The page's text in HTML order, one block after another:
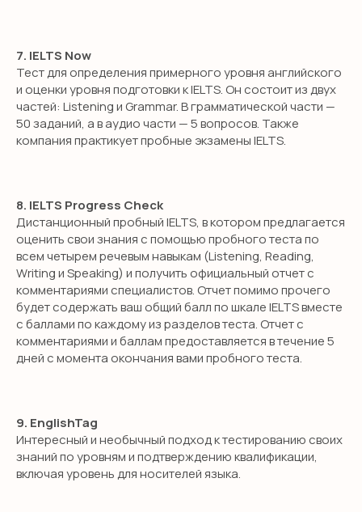
7. IELTS Now
Тест для определения примерного уровня английского
и оценки уровня подготовки к IELTS. Он состоит из двух
частей: Listening и Grammar. В грамматической части —
50 заданий, а в аудио части — 5 вопросов. Также
компания практикует пробные экзамены IELTS.
8. IELTS Progress Check
Дистанционный пробный IELTS, в котором предлагается
оценить свои знания с помощью пробного теста по
всем четырем речевым навыкам (Listening, Reading,
Writing и Speaking) и получить официальный отчет с
комментариями специалистов. Отчет помимо прочего
будет содержать ваш общий балл по шкале IELTS вместе
с баллами по каждому из разделов теста. Отчет с
комментариями и баллам предоставляется в течение 5
дней с момента окончания вами пробного теста.
9. EnglishTag
Интересный и необычный подход к тестированию своих
знаний по уровням и подтверждению квалификации,
включая уровень для носителей языка.
НЕТ ВРЕМЕНИ
РАЗБИРАТЬСЯ?
Оставьте заявку и мы свяжемся с
+7
Я даю согласие на обработку персональных данных
в соответствии сполитикой конфиденциальности
ОТПРАВИТЬ